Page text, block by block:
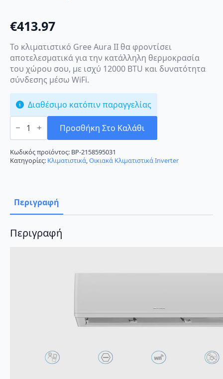
€413.97
Το κλιματιστικό Gree Aura II θα φροντίσει
αποτελεσματικά για την κατάλληλη θερμοκρασία
του χώρου σου, με ισχύ 12000 BTU και δυνατότητα
σύνδεσης μέσω WiFi.
Διαθέσιμο κατόπιν παραγγελίας
Gree
Aura
GRC-
121QI/KAR2-
N5/GRCO-
121QI/KAR2-
12000
BTU
A++/A+++
Ιονιστή
και
Προσθήκη Στο Καλάθι
Κωδικός προϊόντος: BP-2158595031
Κατηγορίες: Κλιματιστικά,Οικιακά Κλιματιστικά Inverter
Περιγραφή
Περιγραφή